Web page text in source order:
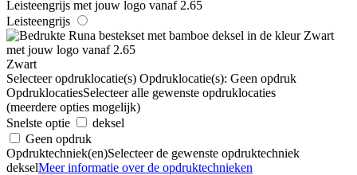
Leisteengrijs
Zwart
Selecteer opdruklocatie(s) Opdruklocatie(s): Geen opdruk
OpdruklocatiesSelecteer alle gewenste opdruklocaties
(meerdere opties mogelijk)
Snelste optie
deksel
Geen opdruk
Opdruktechniek(en)Selecteer de gewenste opdruktechniek
dekselMeer informatie over de opdruktechnieken